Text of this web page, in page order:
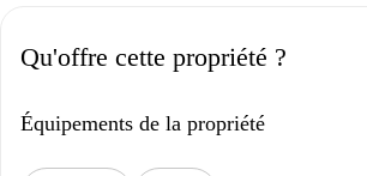
Qu'offre cette propriété ?
Équipements de la propriété